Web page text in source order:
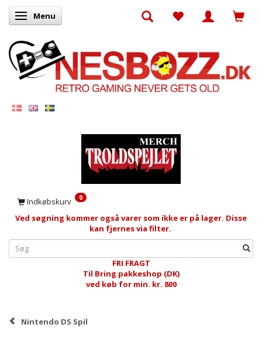
Skifte navigation
Menu
Indkøbskurv 0
Ved søgning kommer også varer som ikke er på lager. Disse
kan fjernes via filter.
FRI FRAGT
Til Bring pakkeshop (DK)
ved køb for min. kr. 800
Nintendo DS Spil